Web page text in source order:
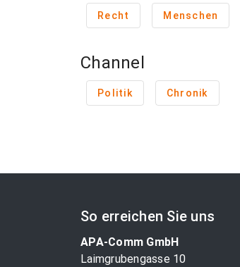
Recht Menschen
Channel
Politik Chronik
So erreichen Sie uns
APA-Comm GmbH
Laimgrubengasse 10